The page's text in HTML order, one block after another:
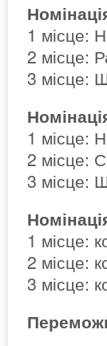
1 місце:
2 місце:
3 місце:
1 місце:
2 місце:
3 місце:
1 місце:
2 місце:
3 місце: